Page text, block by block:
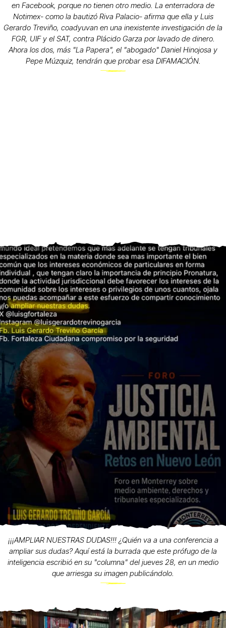
en Facebook, porque no tienen otro medio. La enterradora de
Notimex- como la bautizó Riva Palacio- afirma que ella y Luis
Gerardo Treviño, coadyuvan en una inexistente investigación de la
FGR, UIF y el SAT, contra Plácido Garza por lavado de dinero.
Ahora los dos, más "La Papera", el "abogado" Daniel Hinojosa y
Pepe Múzquiz, tendrán que probar esa DIFAMACIÓN.
¡¡¡AMPLIAR NUESTRAS DUDAS!!! ¿Quién va a una conferencia a
ampliar sus dudas? Aquí está la burrada que este prófugo de la
inteligencia escribió en su "columna" del jueves 28, en un medio
que arriesga su imagen publicándolo.